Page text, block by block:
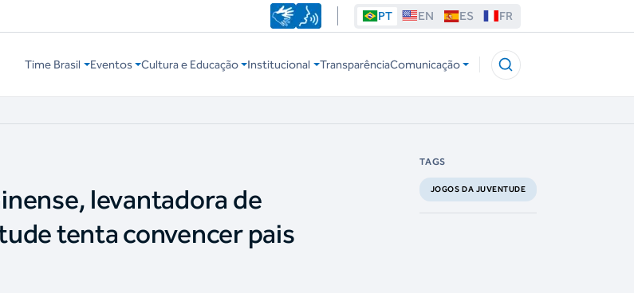
PT EN ES FR
Time Brasil Eventos Cultura e Educação Institucional TransparênciaComunicação
levantadora de
tenta convencer pais
TAGS
JOGOS DA JUVENTUDE